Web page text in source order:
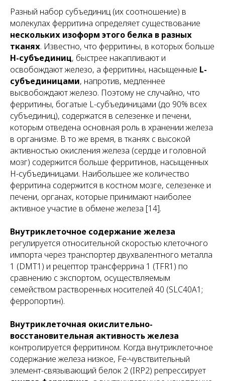
Разный набор субъединиц (их соотношение) в
молекулах ферритина определяет существование
нескольких изоформ этого белка в разных
тканях. Известно, что ферритины, в которых больше
H-субъединиц, быстрее накапливают и
освобождают железо, а ферритины, насыщенные L-
субъединицами, напротив, медленнее
высвобождают железо. Поэтому не случайно, что
ферритины, богатые L-субъединицами (до 90% всех
субъединиц), содержатся в селезенке и печени,
которым отведена основная роль в хранении железа
в организме. В то же время, в тканях с высокой
активностью окисления железа (сердце и головной
мозг) содержится больше ферритинов, насыщенных
Н-субъединицами. Наибольшее же количество
ферритина содержится в костном мозге, селезенке и
печени, органах, которые принимают наиболее
активное участие в обмене железа [14].
Внутриклеточное содержание железа
регулируется относительной скоростью клеточного
импорта через транспортер двухвалентного металла
1 (DMT1) и рецептор трансферрина 1 (TFR1) по
сравнению с экспортом, осуществляемым
семейством растворенных носителей 40 (SLC40A1;
ферропортин).
Внутриклеточная окислительно-
восстановительная активность железа
контролируется ферритином. Когда внутриклеточное
содержание железа низкое, Fe-чувствительный
элемент-связывающий белок 2 (IRP2) репрессирует